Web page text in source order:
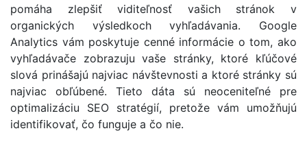
pomáha zlepšiť viditeľnosť vašich stránok v
organických výsledkoch vyhľadávania. Google
Analytics vám poskytuje cenné informácie o tom, ako
vyhľadávače zobrazuju vaše stránky, ktoré kľúčové
slová prinášajú najviac návštevnosti a ktoré stránky sú
najviac obľúbené. Tieto dáta sú neoceniteľné pre
optimalizáciu SEO stratégií, pretože vám umožňujú
identifikovať, čo funguje a čo nie.